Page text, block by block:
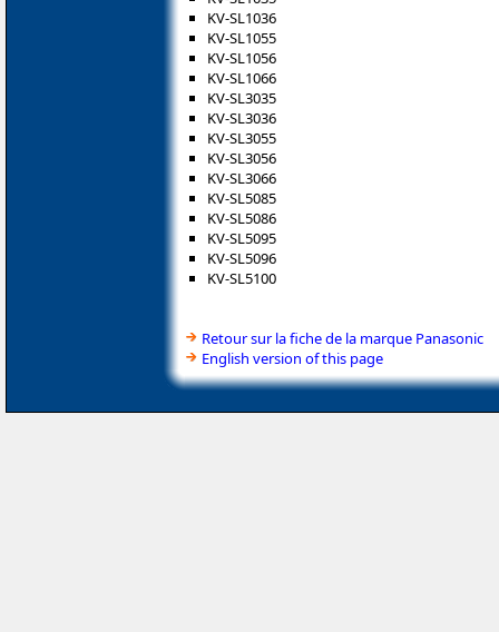
KV-SL1036
KV-SL1055
KV-SL1056
KV-SL1066
KV-SL3035
KV-SL3036
KV-SL3055
KV-SL3056
KV-SL3066
KV-SL5085
KV-SL5086
KV-SL5095
KV-SL5096
KV-SL5100
Retour sur la fiche de la marque Panasonic
English version of this page